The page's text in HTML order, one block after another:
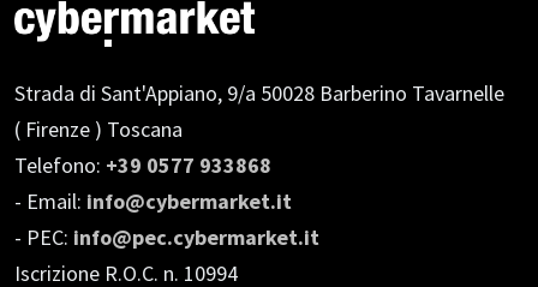
Strada di Sant'Appiano, 9/a 50028 Barberino Tavarnelle
( Firenze ) Toscana
Telefono: +39 0577 933868
- Email: info@cybermarket.it
- PEC: info@pec.cybermarket.it
Iscrizione R.O.C. n. 10994